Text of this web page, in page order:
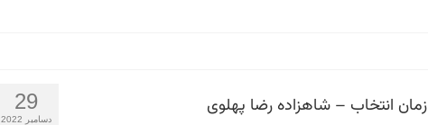
29
دسامبر 2022
زمان انتخاب – شاهزاده رضا پهلوی